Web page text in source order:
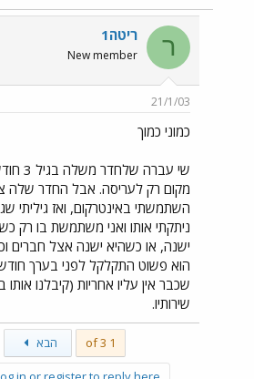
ר ריטה1
New member
21/1/03
כמוני כמוך
שי
מקום רק לעריסה. אבל החדר שלה
השתמשתי באינטרקום, ואז גיליתי
ניתקתי אותו ואני משתמשת בו רק
ישנה, או כשהיא ישנה אצל חברים
הוא פשוט התקלקל לפני בערך
שכבר אין עליו אחריות (קיבלנו
שירותיו.
1 of 3 הבא